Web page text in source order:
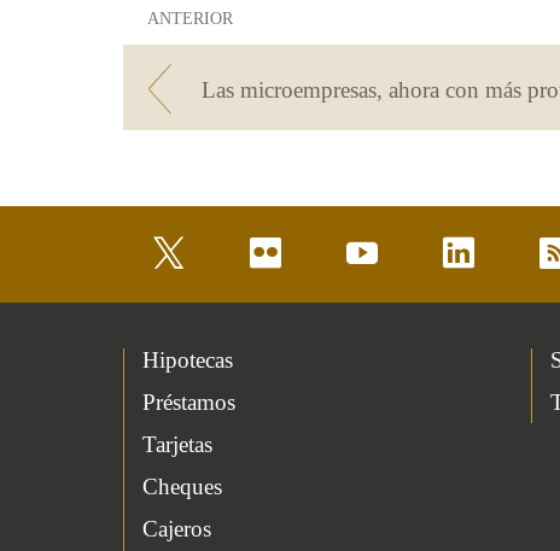
ANTERIOR
flickr youtube linkedin
Hipotecas
Préstamos
Tarjetas
Cheques
Cajeros